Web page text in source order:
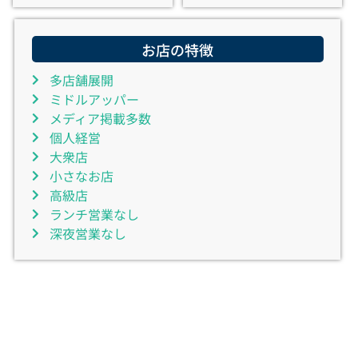
お店の特徴
多店舗展開
ミドルアッパー
メディア掲載多数
個人経営
大衆店
小さなお店
高級店
ランチ営業なし
深夜営業なし